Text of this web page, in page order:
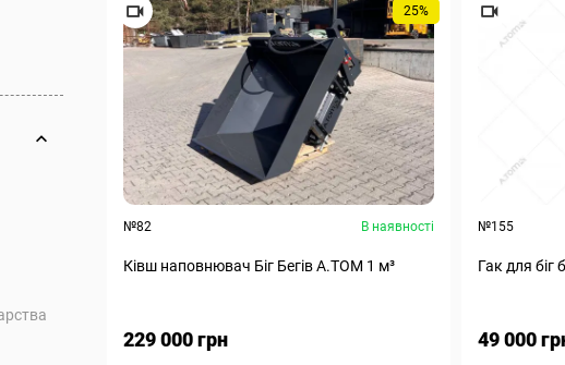
25%
№82 В наявності
Ківш наповнювач Біг Бегів А.ТОМ 1 м³
229 000 грн
№155
Гак для біг
49 000